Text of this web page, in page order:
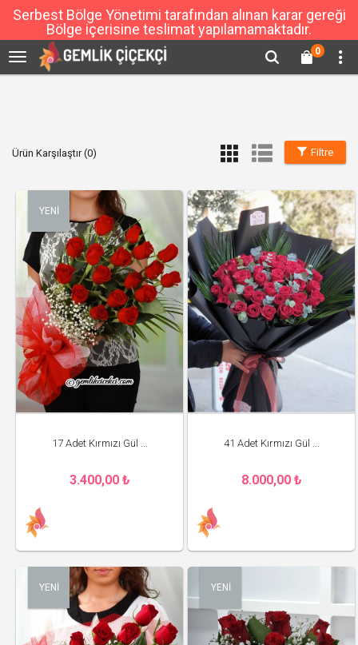
Serbest Bölge Yönetimi tarafından alınan karar gereği
Bölge içerisine teslimat yapılamamaktadır.
0
Filtre
Ürün Karşılaştır (0)
YENİ
17 Adet Kırmızı Gül ...
3.400,00 ₺
41 Adet Kırmızı Gül ...
8.000,00 ₺
YENİ YENİ